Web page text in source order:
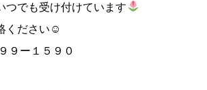
つでも受け付けています
ください☺
９ー１５９０